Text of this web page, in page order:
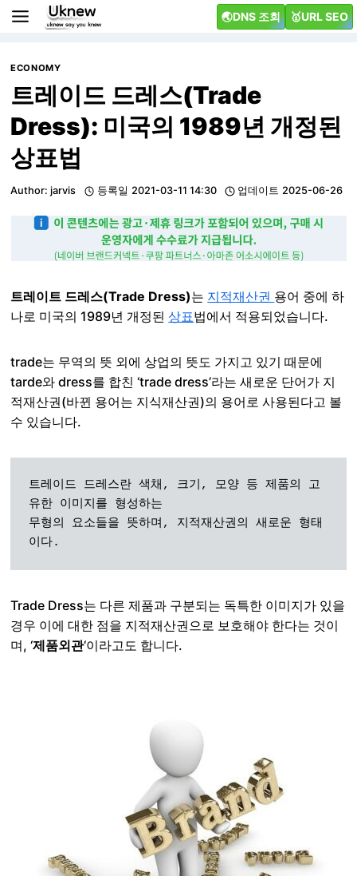
Skip
🌏DNS 조회 🥇URL SEO
ECONOMY
트레이드 드레스(Trade
Dress): 미국의 1989년 개정된
상표법
Author: jarvis 등록일 2021-03-11 14:30 업데이트 2025-06-26
트레이트 드레스(Trade Dress)는 지적재산권 용어 중에 하
나로 미국의 1989년 개정된상표법에서 적용되었습니다.
trade는 무역의 뜻 외에 상업의 뜻도 가지고 있기 때문에
tarde와 dress를 합친 ‘trade dress’라는 새로운 단어가 지
적재산권(바뀐 용어는 지식재산권)의 용어로 사용된다고 볼
수 있습니다.
트레이드 드레스란 색채, 크기, 모양 등 제품의 고
유한 이미지를 형성하는
무형의 요소들을 뜻하며, 지적재산권의 새로운 형태
이다.
Trade Dress는 다른 제품과 구분되는 독특한 이미지가 있을
경우 이에 대한 점을 지적재산권으로 보호해야 한다는 것이
며, ‘제품외관‘이라고도 합니다.